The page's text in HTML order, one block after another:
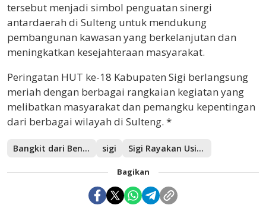
tersebut menjadi simbol penguatan sinergi
antardaerah di Sulteng untuk mendukung
pembangunan kawasan yang berkelanjutan dan
meningkatkan kesejahteraan masyarakat.
Peringatan HUT ke-18 Kabupaten Sigi berlangsung
meriah dengan berbagai rangkaian kegiatan yang
melibatkan masyarakat dan pemangku kepentingan
dari berbagai wilayah di Sulteng. *
Bangkit dari Bencana sigi Sigi Rayakan Usia ke-18
Bagikan